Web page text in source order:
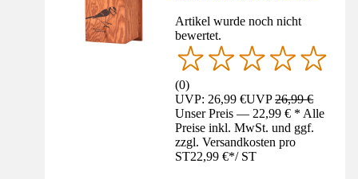
Artikel wurde noch nicht
bewertet.
(0)
UVP: 26,99 €UVP26,99 €
Unser Preis — 22,99 € * Alle
Preise inkl. MwSt. und ggf.
zzgl. Versandkosten pro
ST22,99 €*/ ST